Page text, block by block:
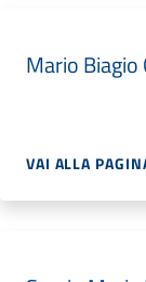
Mario Biagio
VAI ALLA